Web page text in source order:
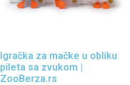
Igračka za mačke u obliku
pileta sa zvukom |
ZooBerza.rs